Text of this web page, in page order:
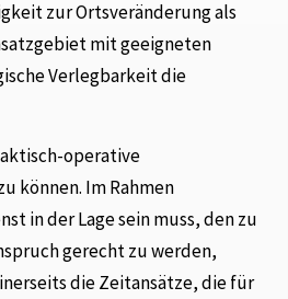
zur Ortsveränderung als
mit geeigneten
Verlegbarkeit die
operative
können. Im Rahmen
in der Lage sein muss, den zu
gerecht zu werden,
die Zeitansätze, die für